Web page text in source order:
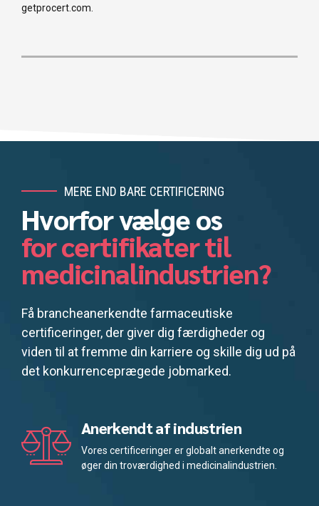
getprocert.com.
MERE END BARE CERTIFICERING
Hvorfor vælge os
for certifikater til
medicinalindustrien?
Få brancheanerkendte farmaceutiske
certificeringer, der giver dig færdigheder og
viden til at fremme din karriere og skille dig ud på
det konkurrenceprægede jobmarked.
Anerkendt af industrien
Vores certificeringer er globalt anerkendte og
øger din troværdighed i medicinalindustrien.